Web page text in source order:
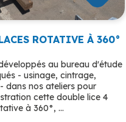
ROTATIVE À 360°
au bureau d'étude
- usinage, cintrage,
dans nos ateliers pour
cette double lice 4
à 360°, ...